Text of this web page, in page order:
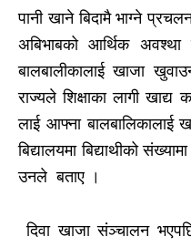
पानी खाने बिदामै भाग्ने
अबिभाबको आर्थिक
बालबालीकालाई खाजा
राज्यले शिक्षाका लागी खाद्य
लाई आफ्ना
बिद्यालयमा बिद्याथीको
उनले बताए ।
दिवा खाजा संञ्चालन